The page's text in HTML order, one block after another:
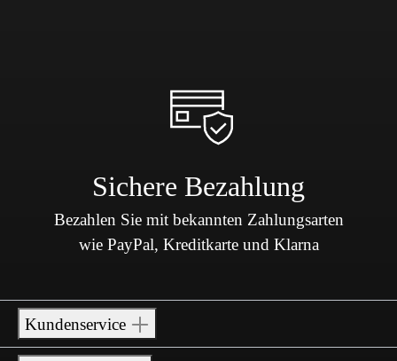
Sichere Bezahlung
Bezahlen Sie mit bekannten Zahlungsarten
wie PayPal, Kreditkarte und Klarna
Kundenservice